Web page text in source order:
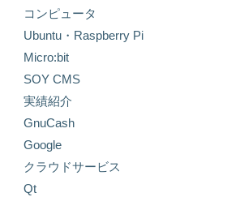
コンピュータ
Ubuntu・Raspberry Pi
Micro:bit
SOY CMS
実績紹介
GnuCash
Google
クラウドサービス
Qt